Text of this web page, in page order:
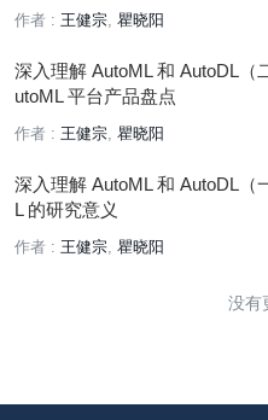
作者 : 王健宗 瞿晓阳
深入理解 AutoML 和 AutoDL（
utoML 平台产品盘点
作者 : 王健宗 瞿晓阳
深入理解 AutoML 和 AutoDL（
L 的研究意义
作者 : 王健宗 瞿晓阳
没有